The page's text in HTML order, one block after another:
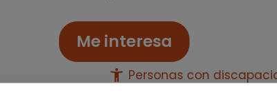
Me interesa
accessibility_new Personas con